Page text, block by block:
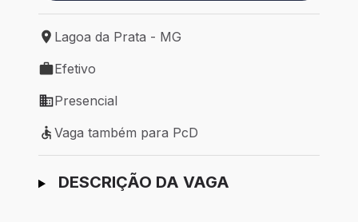
Local de trabalho: Lagoa da Prata - MG
Lagoa da Prata - MG
Tipo de vaga: Efetivo
Efetivo
Modelo de trabalho: Presencial
Presencial
Vaga também para PcD
Vaga também para PcD
Ir para candidatura
DESCRIÇÃO DA VAGA